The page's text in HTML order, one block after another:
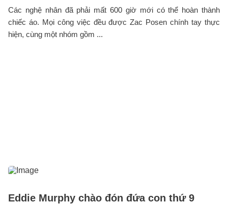
Các nghệ nhân đã phải mất 600 giờ mới có thể hoàn thành
chiếc áo. Mọi công việc đều được Zac Posen chính tay thực
hiện, cùng một nhóm gồm ...
Eddie Murphy chào đón đứa con thứ 9